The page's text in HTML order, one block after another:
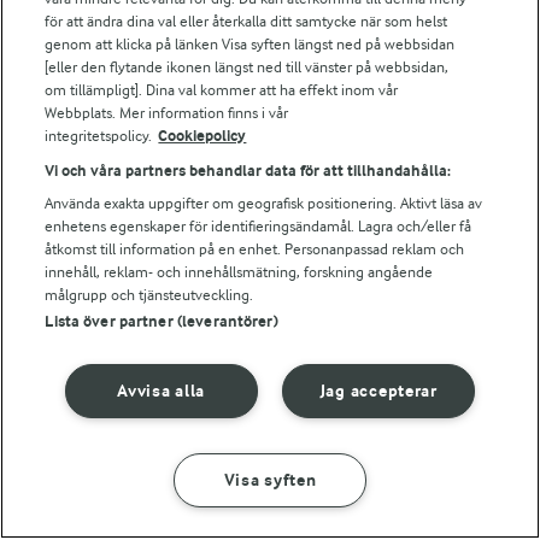
GÖR SÅ HÄR INGREDIENSER
Bildbank
Följ oss
Ändra cookie-inställningar
Integritetspolicy
för att ändra dina val eller återkalla ditt samtycke när som helst
genom att klicka på länken Visa syften längst ned på webbsidan
[eller den flytande ikonen längst ned till vänster på webbsidan,
om tillämpligt]. Dina val kommer att ha effekt inom vår
Webbplats. Mer information finns i vår
integritetspolicy. Cookiepolicy
Vi och våra partners behandlar data för att tillhandahålla:
Använda exakta uppgifter om geografisk positionering. Aktivt läsa av
enhetens egenskaper för identifieringsändamål. Lagra och/eller få
åtkomst till information på en enhet. Personanpassad reklam och
innehåll, reklam- och innehållsmätning, forskning angående
målgrupp och tjänsteutveckling.
Lista över partner (leverantörer)
Jag accepterar
Avvisa alla
Visa syften